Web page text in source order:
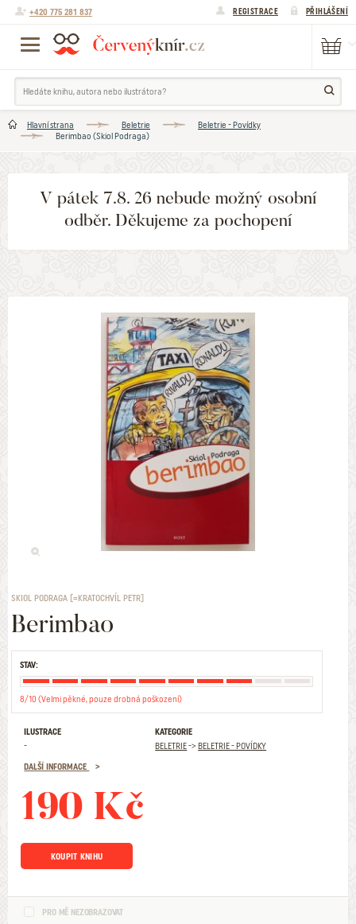
+420 775 281 837 REGISTRACE PŘIHLÁŠENÍ
Hlavní strana Beletrie
Beletrie - Povídky
Berimbao (Skiol Podraga)
V pátek 7.8. 26 nebude možný osobní
odběr. Děkujeme za pochopení
SKIOL PODRAGA [=KRATOCHVÍL PETR]
Berimbao
STAV:
8/10 (Velmi pěkné, pouze drobná poškození)
ILUSTRACE
-
KATEGORIE
BELETRIE->BELETRIE - POVÍDKY
DALŠÍ INFORMACE
190 Kč
KOUPIT KNIHU
PRO MĚ NEZOBRAZOVAT